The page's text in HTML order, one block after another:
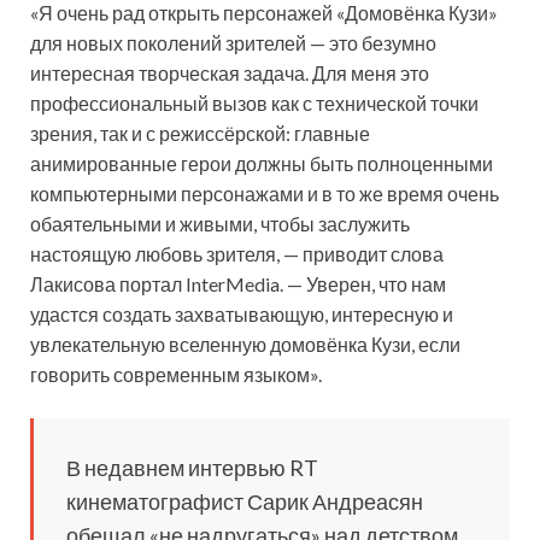
«Я очень рад открыть персонажей «Домовёнка Кузи»
для новых поколений зрителей — это безумно
интересная творческая задача. Для меня это
профессиональный вызов как с технической точки
зрения, так и с режиссёрской: главные
анимированные герои должны быть полноценными
компьютерными персонажами и в то же время очень
обаятельными и живыми, чтобы заслужить
настоящую любовь зрителя, — приводит слова
Лакисова портал InterMedia. — Уверен, что нам
удастся создать захватывающую, интересную и
увлекательную вселенную домовёнка Кузи, если
говорить современным языком».
В недавнем интервью RT
кинематографист Сарик Андреасян